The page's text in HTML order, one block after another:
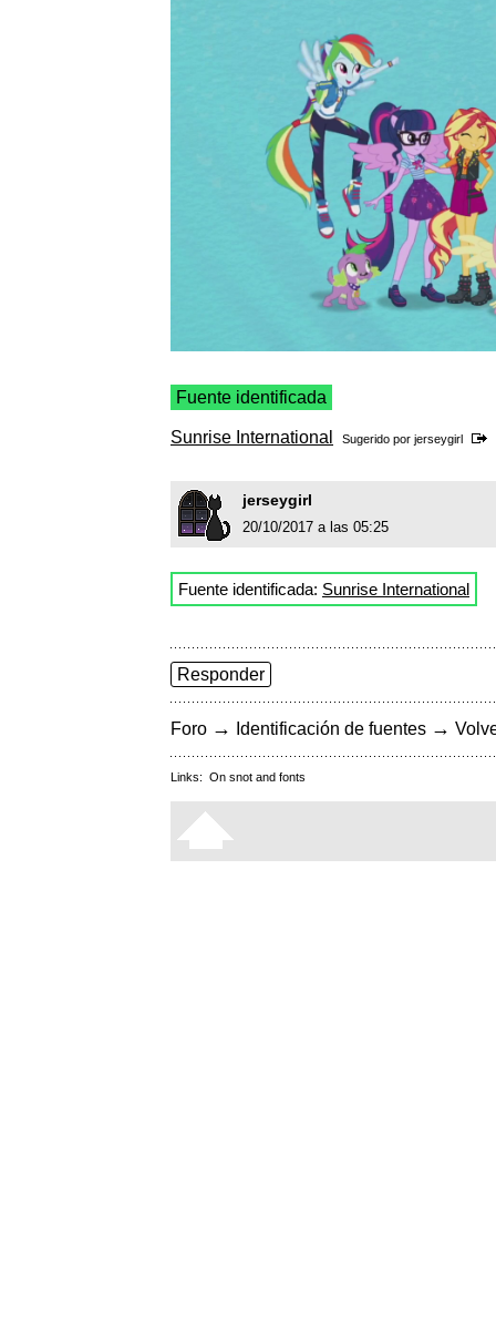
Fuente identificada
Sunrise International Sugerido por jerseygirl
jerseygirl
20/10/2017 a las 05:25
Fuente identificada: Sunrise International
Responder
Foro → Identificación de fuentes →
Links: On snot and fonts